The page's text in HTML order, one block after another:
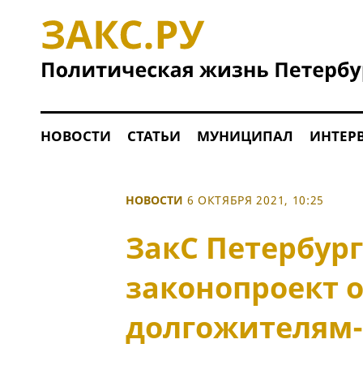
НОВОСТИ СТАТЬИ МУНИЦИПАЛ
НОВОСТИ 6 ОКТЯБРЯ 2021, 10:25
ЗакС
законопроект